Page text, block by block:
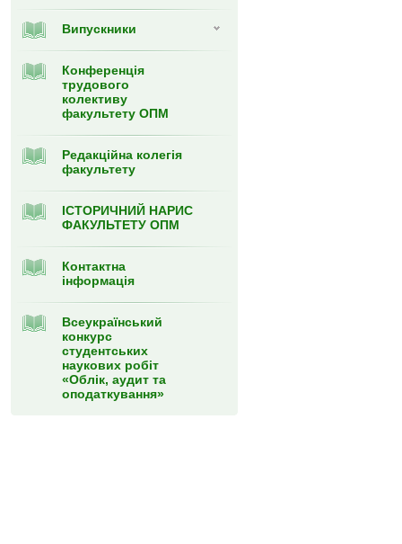
Випуcкники
Конференція
трудового
колективу
факультету ОПМ
Редакційна колегія
факультету
ІСТОРИЧНИЙ НАРИС
ФАКУЛЬТЕТУ ОПМ
Контактна
інформація
Всеукраїнський
конкурс
студентських
наукових робіт
«Облік, аудит та
оподаткування»